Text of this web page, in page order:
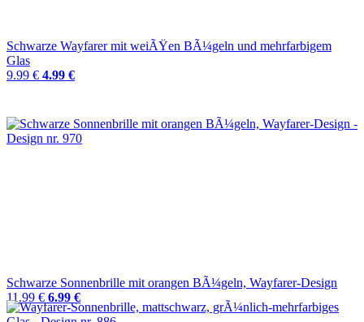
Schwarze Wayfarer mit weiÃŸen BÃ¼geln und mehrfarbigem
Glas
9.99 € 4.99 €
Schwarze Sonnenbrille mit orangen BÃ¼geln, Wayfarer-Design
11.99 € 6.99 €